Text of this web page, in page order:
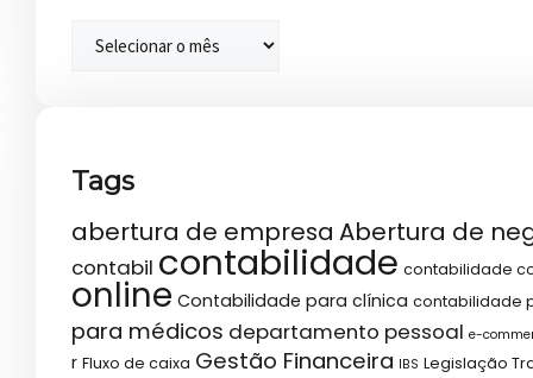
Tags
abertura de empresa Abertura de
contabil contabilidade contabilidade
online Contabilidade para clínica contabilidade
para médicos departamento pessoal e-
r Fluxo de caixa Gestão Financeira IBS Legislação